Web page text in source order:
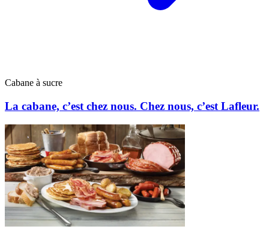
Cabane à sucre
La cabane, c’est chez nous. Chez nous, c’est Lafleur.